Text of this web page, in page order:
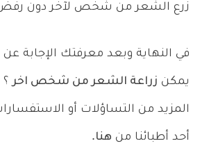
زرع الشعر من شخص لآخر دون
في النهاية وبعد معرفتك الإجابة
يمكن زراعة الشعر من شخص اخر؟
المزيد من التساؤلات أو
أحد أطبائنا من هنا.